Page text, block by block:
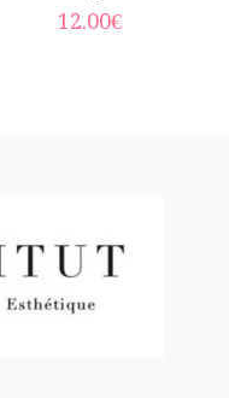
L’amande Douce
12.00€